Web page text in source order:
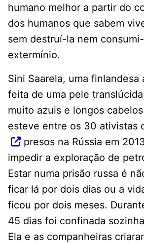
humano melhor a partir do
dos humanos que sabem
sem destruí-la nem
extermínio.
Sini Saarela, uma finlandesa
feita de uma pele
muito azuis e longos
esteve entre os 30 ativistas
presos na Rússia em
impedir a exploração de
Estar numa prisão russa é
ficar lá por dois dias ou a
ficou por dois meses.
45 dias foi confinada
Ela e as companheiras